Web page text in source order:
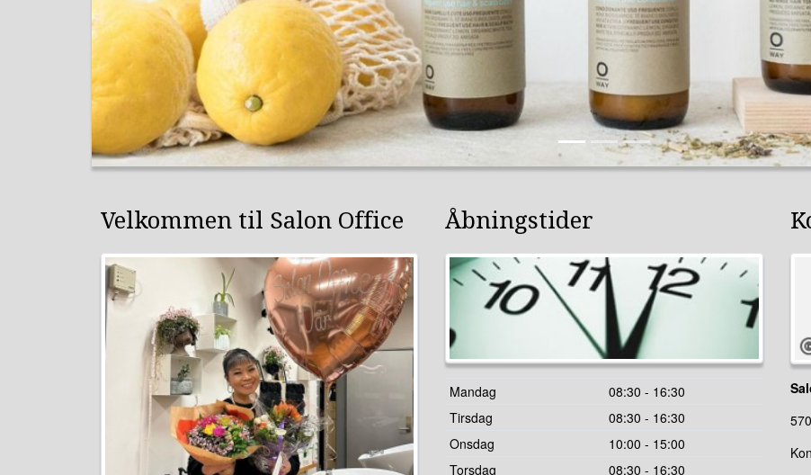
Velkommen til Salon Office Åbningstider
Mandag
08:30 - 16:30
Tirsdag
08:30 - 16:30
Onsdag
10:00 - 15:00
Torsdag
08:30 - 16:30